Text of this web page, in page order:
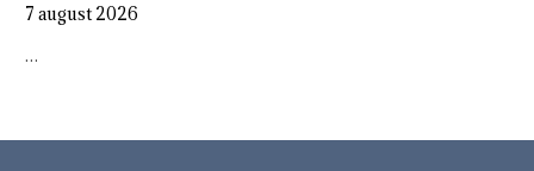
7 august 2026
…